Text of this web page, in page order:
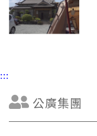
:::
公廣集團